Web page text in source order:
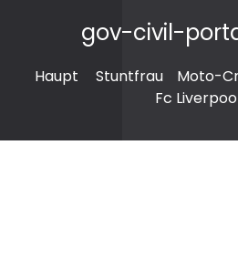
gov-civil-
Haupt Stuntfrau Moto-
Fc